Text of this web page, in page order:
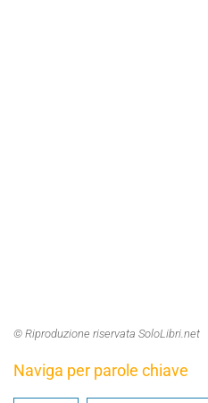
© Riproduzione riservata SoloLibri.net
Naviga per parole chiave